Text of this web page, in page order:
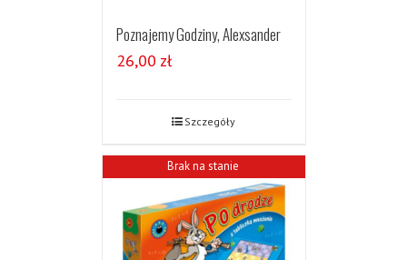
Poznajemy Godziny, Alexsander
26,00 zł
Szczegóły
Brak na stanie